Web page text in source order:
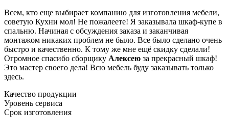
Всем, кто еще выбирает компанию для изготовления мебели,
советую Кухни мол! Не пожалеете! Я заказывала шкаф-купе в
спальню. Начиная с обсуждения заказа и заканчивая
монтажом никаких проблем не было. Все было сделано очень
быстро и качественно. К тому же мне ещё скидку сделали!
Огромное спасибо сборщику Алексею за прекрасный шкаф!
Это мастер своего дела! Всю мебель буду заказывать только
здесь.
Качество продукции
Уровень сервиса
Срок изготовления